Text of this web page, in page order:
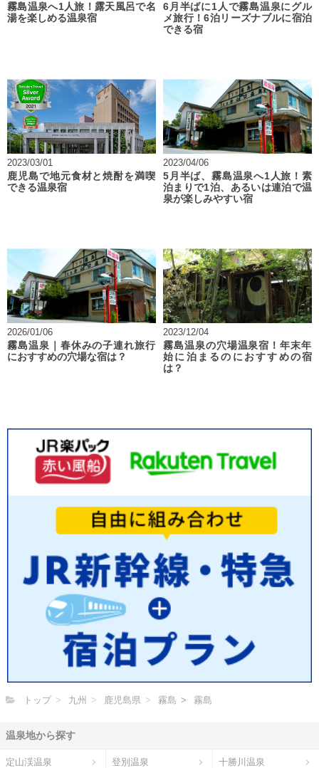
霧島温泉へ1人旅！露天風呂で名
湯を楽しめる温泉宿
6月半ばに1人で霧島温泉にグル
メ旅行！6泊リーズナブルに宿泊
できる宿
2023/03/01
鹿児島で地元食材と焼酎を満喫
できる温泉宿
2023/04/06
5月半ば、霧島温泉へ1人旅！素
泊まりで1泊、あるいは連泊で温
泉が楽しみやすい宿
2026/01/06
霧島温泉｜春休みの子連れ旅行
におすすめの穴場な宿は？
2023/12/04
霧島温泉の穴場温泉宿！年末年
始に泊まるのにおすすめの宿
は？
トップ 九州 鹿児島県 霧島 霧島
温泉地から探す
定山渓温泉 登別温泉 十勝川温泉